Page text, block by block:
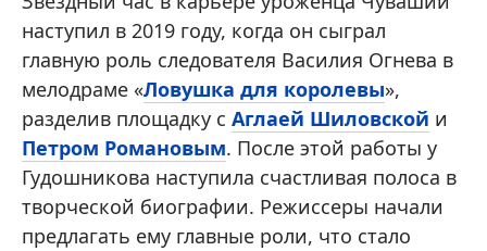
наступил в 2019 году, когда он сыграл
главную роль следователя Василия Огнева в
мелодраме «Ловушка для королевы»,
разделив площадку с Аглаей Шиловской и
Петром Романовым. После этой работы у
Гудошникова наступила счастливая полоса в
творческой биографии. Режиссеры начали
предлагать ему главные роли, что стало